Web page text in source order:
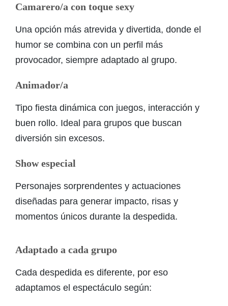
Camarero/a con toque sexy
Una opción más atrevida y divertida, donde el
humor se combina con un perfil más
provocador, siempre adaptado al grupo.
Animador/a
Tipo fiesta dinámica con juegos, interacción y
buen rollo. Ideal para grupos que buscan
diversión sin excesos.
Show especial
Personajes sorprendentes y actuaciones
diseñadas para generar impacto, risas y
momentos únicos durante la despedida.
Adaptado a cada grupo
Cada despedida es diferente, por eso
adaptamos el espectáculo según: